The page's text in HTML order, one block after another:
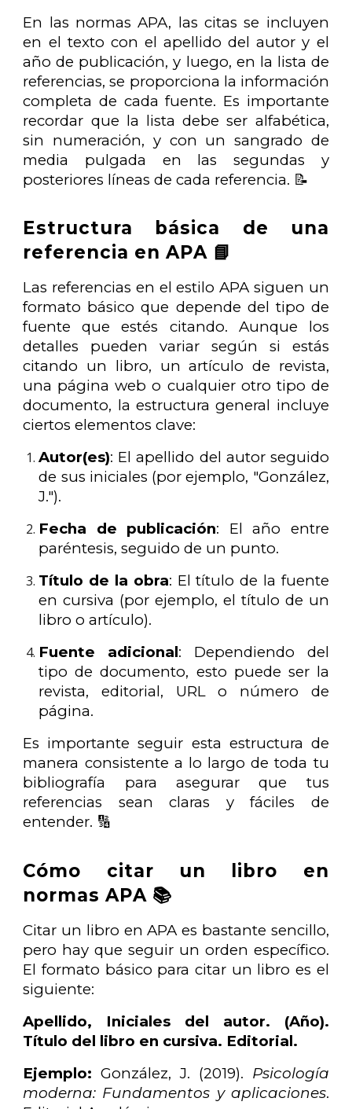
En las normas APA, las citas se incluyen
en el texto con el apellido del autor y el
año de publicación, y luego, en la lista de
referencias, se proporciona la información
completa de cada fuente. Es importante
recordar que la lista debe ser alfabética,
sin numeración, y con un sangrado de
media pulgada en las segundas y
posteriores líneas de cada referencia. 📝
Estructura básica de una
referencia en APA 📘
Las referencias en el estilo APA siguen un
formato básico que depende del tipo de
fuente que estés citando. Aunque los
detalles pueden variar según si estás
citando un libro, un artículo de revista,
una página web o cualquier otro tipo de
documento, la estructura general incluye
ciertos elementos clave:
Autor(es): El apellido del autor seguido
de sus iniciales (por ejemplo, "González,
J.").
Fecha de publicación: El año entre
paréntesis, seguido de un punto.
Título de la obra: El título de la fuente
en cursiva (por ejemplo, el título de un
libro o artículo).
Fuente adicional: Dependiendo del
tipo de documento, esto puede ser la
revista, editorial, URL o número de
página.
Es importante seguir esta estructura de
manera consistente a lo largo de toda tu
bibliografía para asegurar que tus
referencias sean claras y fáciles de
entender. 🔢
Cómo citar un libro en
normas APA 📚
Citar un libro en APA es bastante sencillo,
pero hay que seguir un orden específico.
El formato básico para citar un libro es el
siguiente:
Apellido, Iniciales del autor. (Año).
Título del libro en cursiva. Editorial.
Ejemplo: González, J. (2019). Psicología
moderna: Fundamentos y aplicaciones.